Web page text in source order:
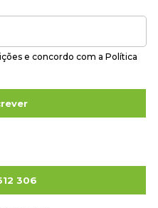
e concordo com a Política
306